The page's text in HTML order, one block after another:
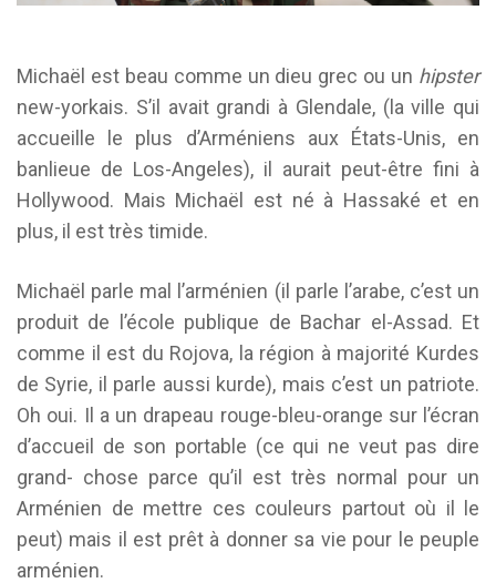
Michaël est beau comme un dieu grec ou un hipster
new-yorkais. S’il avait grandi à Glendale, (la ville qui
accueille le plus d’Arméniens aux États-Unis, en
banlieue de Los-Angeles), il aurait peut-être fini à
Hollywood. Mais Michaël est né à Hassaké et en
plus, il est très timide.
Michaël parle mal l’arménien (il parle l’arabe, c’est un
produit de l’école publique de Bachar el-Assad. Et
comme il est du Rojova, la région à majorité Kurdes
de Syrie, il parle aussi kurde), mais c’est un patriote.
Oh oui. Il a un drapeau rouge-bleu-orange sur l’écran
d’accueil de son portable (ce qui ne veut pas dire
grand- chose parce qu’il est très normal pour un
Arménien de mettre ces couleurs partout où il le
peut) mais il est prêt à donner sa vie pour le peuple
arménien.